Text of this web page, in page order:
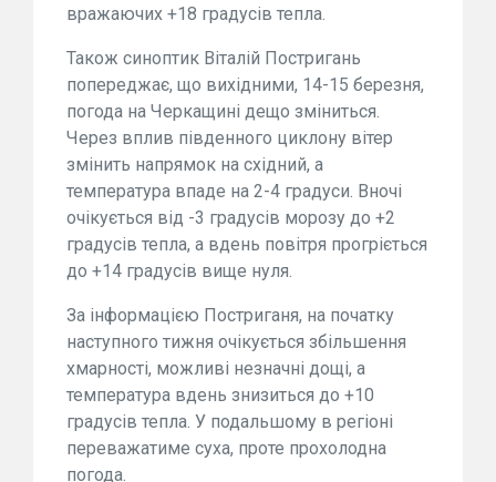
вражаючих +18 градусів тепла.
Також синоптик Віталій Постригань
попереджає, що вихідними, 14-15 березня,
погода на Черкащині дещо зміниться.
Через вплив південного циклону вітер
змінить напрямок на східний, а
температура впаде на 2-4 градуси. Вночі
очікується від -3 градусів морозу до +2
градусів тепла, а вдень повітря прогріється
до +14 градусів вище нуля.
За інформацією Постриганя, на початку
наступного тижня очікується збільшення
хмарності, можливі незначні дощі, а
температура вдень знизиться до +10
градусів тепла. У подальшому в регіоні
переважатиме суха, проте прохолодна
погода.